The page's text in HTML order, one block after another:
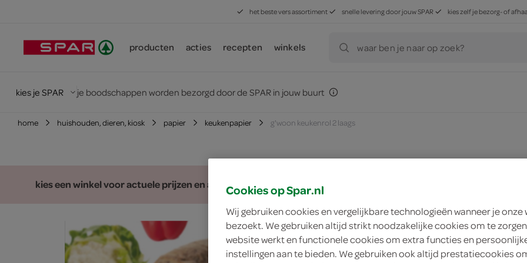
het beste vers assortiment snelle levering door jouw SPAR kies zelf je bezorg- of
producten acties recepten winkels waar ben je naar op zoek?
kies je SPAR je boodschappen worden bezorgd door de SPAR in jouw buurt
home huishouden, dieren, kiosk papier keukenpapier g'woon keukenrol 2 laags
kies een winkel voor actuele prijzen en assortiment
g'woon keukenrol 2
Cookies op Spar.nl
Wij gebruiken cookies en vergelijkbare technologieën wanneer je onze
bezoekt. We gebruiken altijd strikt noodzakelijke cookies om te
website werkt en functionele cookies om extra functies en
instellingen aan te bieden. We gebruiken ook altijd prestatiecookies